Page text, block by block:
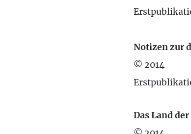
Notizen zur
© 2014
Das Land